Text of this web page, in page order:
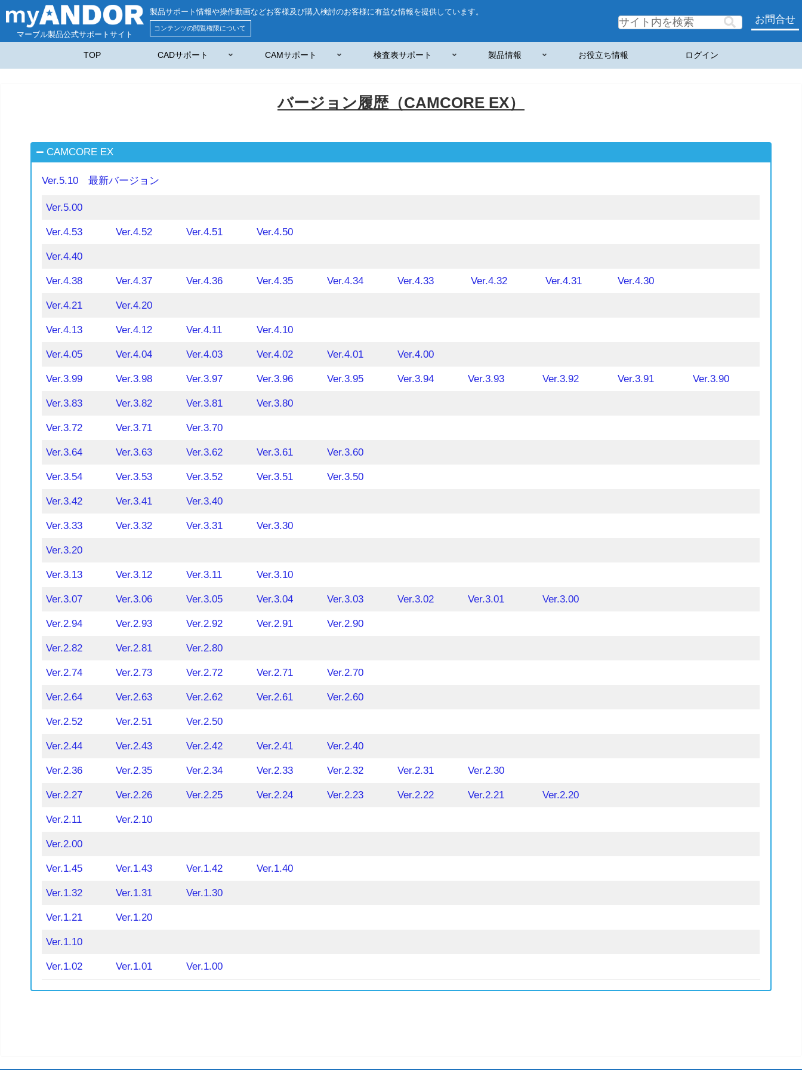
マーブル製品公式サポートサイト
製品サポート情報や操作動画などお客様及び購入検討のお客様に有益な情報を提供しています。
コンテンツの閲覧権限について
お問合せ
TOP CADサポート CAMサポート 検査表サポート 製品情報 お役立ち情報 ログイン
バージョン履歴（CAMCORE EX）
CAMCORE EX
Ver.5.10 最新バージョン
Ver.5.00
Ver.4.53 Ver.4.52 Ver.4.51 Ver.4.50
Ver.4.40
Ver.4.38 Ver.4.37 Ver.4.36 Ver.4.35 Ver.4.34 Ver.4.33 Ver.4.32 Ver.4.31 Ver.4.30
Ver.4.21 Ver.4.20
Ver.4.13 Ver.4.12 Ver.4.11 Ver.4.10
Ver.4.05 Ver.4.04 Ver.4.03 Ver.4.02 Ver.4.01 Ver.4.00
Ver.3.99 Ver.3.98 Ver.3.97 Ver.3.96 Ver.3.95 Ver.3.94 Ver.3.93 Ver.3.92 Ver.3.91 Ver.3.90
Ver.3.83 Ver.3.82 Ver.3.81 Ver.3.80
Ver.3.72 Ver.3.71 Ver.3.70
Ver.3.64 Ver.3.63 Ver.3.62 Ver.3.61 Ver.3.60
Ver.3.54 Ver.3.53 Ver.3.52 Ver.3.51 Ver.3.50
Ver.3.42 Ver.3.41 Ver.3.40
Ver.3.33 Ver.3.32 Ver.3.31 Ver.3.30
Ver.3.20
Ver.3.13 Ver.3.12 Ver.3.11 Ver.3.10
Ver.3.07 Ver.3.06 Ver.3.05 Ver.3.04 Ver.3.03 Ver.3.02 Ver.3.01 Ver.3.00
Ver.2.94 Ver.2.93 Ver.2.92 Ver.2.91 Ver.2.90
Ver.2.82 Ver.2.81 Ver.2.80
Ver.2.74 Ver.2.73 Ver.2.72 Ver.2.71 Ver.2.70
Ver.2.64 Ver.2.63 Ver.2.62 Ver.2.61 Ver.2.60
Ver.2.52 Ver.2.51 Ver.2.50
Ver.2.44 Ver.2.43 Ver.2.42 Ver.2.41 Ver.2.40
Ver.2.36 Ver.2.35 Ver.2.34 Ver.2.33 Ver.2.32 Ver.2.31 Ver.2.30
Ver.2.27 Ver.2.26 Ver.2.25 Ver.2.24 Ver.2.23 Ver.2.22 Ver.2.21 Ver.2.20
Ver.2.11 Ver.2.10
Ver.2.00
Ver.1.45 Ver.1.43 Ver.1.42 Ver.1.40
Ver.1.32 Ver.1.31 Ver.1.30
Ver.1.21 Ver.1.20
Ver.1.10
Ver.1.02 Ver.1.01 Ver.1.00